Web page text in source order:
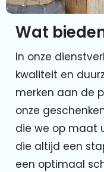
Wat
In onze
kwaliteit en
merken aan de
onze
die we op maat
die altijd een
een optimaal